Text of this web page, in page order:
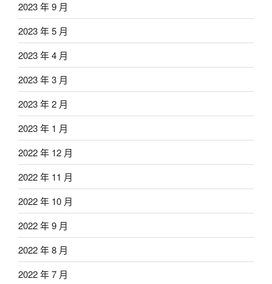
2023 年 9 月
2023 年 5 月
2023 年 4 月
2023 年 3 月
2023 年 2 月
2023 年 1 月
2022 年 12 月
2022 年 11 月
2022 年 10 月
2022 年 9 月
2022 年 8 月
2022 年 7 月